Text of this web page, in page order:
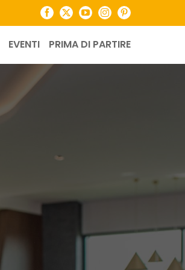
Facebook
X YouTubeInstagramPinterest
EVENTI PRIMA DI PARTIRE